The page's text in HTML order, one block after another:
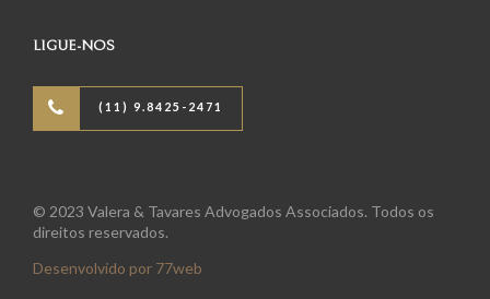
LIGUE-NOS
(11) 9.8425-2471
© 2023 Valera & Tavares Advogados Associados. Todos os
direitos reservados.
Desenvolvido por 77web